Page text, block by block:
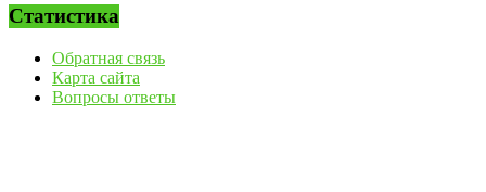
Статистика
Обратная связь
Карта сайта
Вопросы ответы